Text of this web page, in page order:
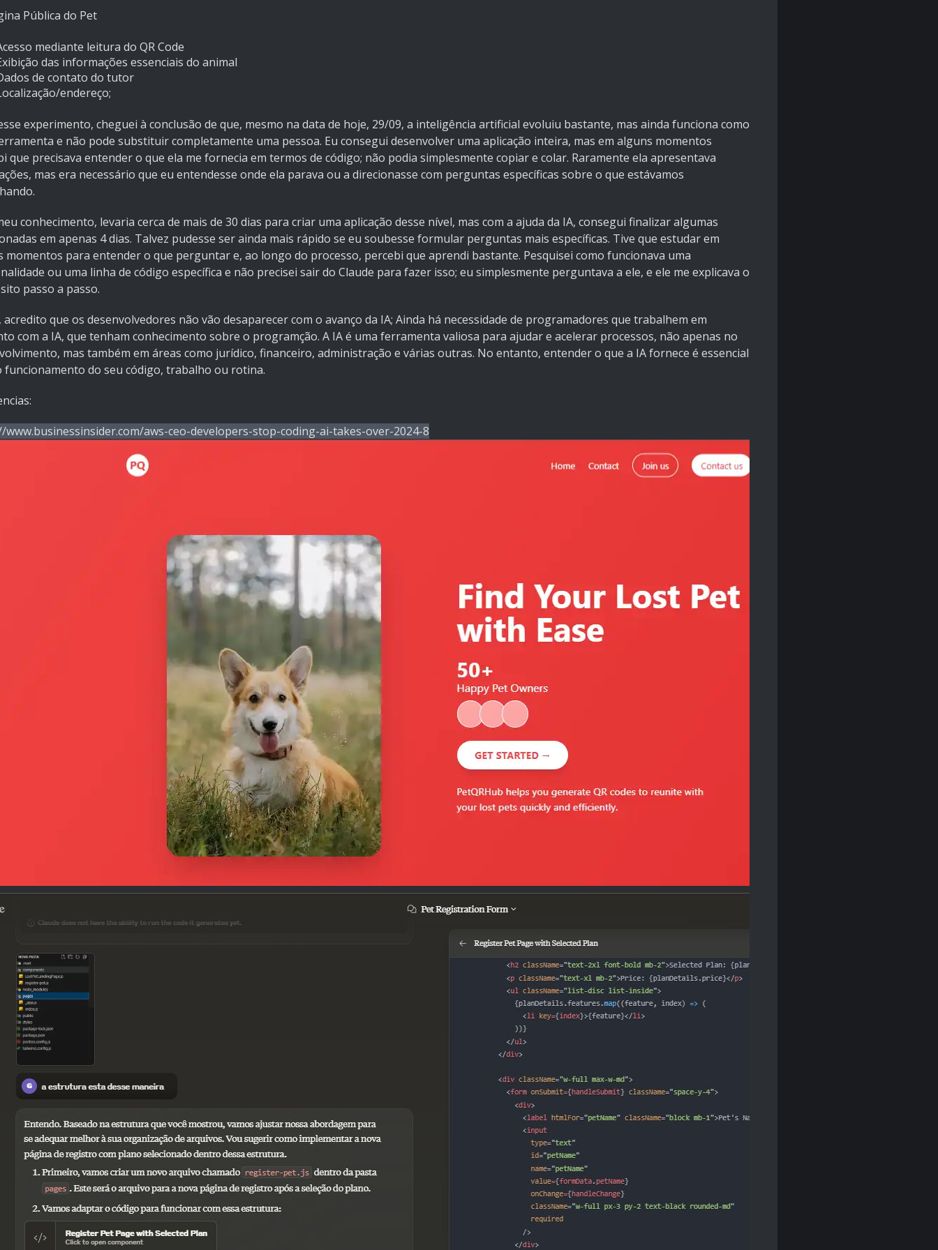
Pública do Pet
mediante leitura do QR Code
das informações essenciais do animal
de contato do tutor
endereço;
experimento, cheguei à conclusão de que, mesmo na data de hoje, 29/09, a inteligência artificial evoluiu bastante, mas ainda funciona como
e não pode substituir completamente uma pessoa. Eu consegui desenvolver uma aplicação inteira, mas em alguns momentos
que precisava entender o que ela me fornecia em termos de código; não podia simplesmente copiar e colar. Raramente ela apresentava
mas era necessário que eu entendesse onde ela parava ou a direcionasse com perguntas específicas sobre o que estávamos
conhecimento, levaria cerca de mais de 30 dias para criar uma aplicação desse nível, mas com a ajuda da IA, consegui finalizar algumas
em apenas 4 dias. Talvez pudesse ser ainda mais rápido se eu soubesse formular perguntas mais específicas. Tive que estudar em
momentos para entender o que perguntar e, ao longo do processo, percebi que aprendi bastante. Pesquisei como funcionava uma
ou uma linha de código específica e não precisei sair do Claude para fazer isso; eu simplesmente perguntava a ele, e ele me explicava o
passo a passo.
acredito que os desenvolvedores não vão desaparecer com o avanço da IA; Ainda há necessidade de programadores que trabalhem em
com a IA, que tenham conhecimento sobre o programção. A IA é uma ferramenta valiosa para ajudar e acelerar processos, não apenas no
mas também em áreas como jurídico, financeiro, administração e várias outras. No entanto, entender o que a IA fornece é essencial
funcionamento do seu código, trabalho ou rotina.
www.businessinsider.com/aws-ceo-developers-stop-coding-ai-takes-over-2024-8